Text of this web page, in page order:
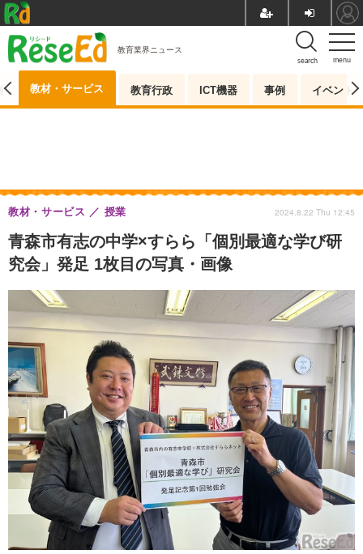
menu
search
教育業界ニュース
教材・サービス 教育行政 ICT機器 事例 イベント
青森市有志の中学×すらら「個別最適な学び研
究会」発足 1枚目の写真・画像
教材・サービス 授業 2024.8.22 Thu 12:45